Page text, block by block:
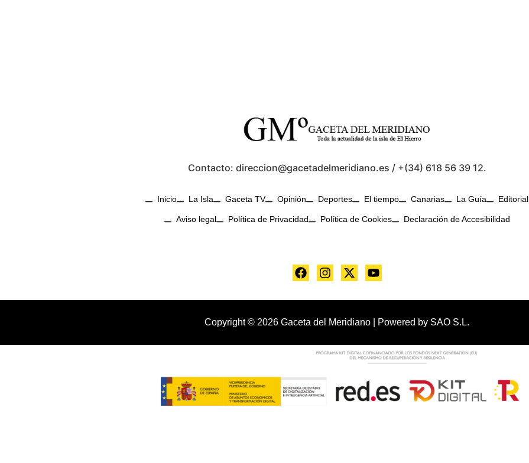
Contacto: direccion@gacetadelmeridiano.es / +(34) 618 56 39 12.
Inicio La Isla Gaceta TV Opinión Deportes El tiempo Canarias La Guía Editorial
Aviso legal Política de Privacidad Política de Cookies Declaración de Accesibilidad
Copyright © 2026 Gaceta del Meridiano | Powered by SAO S.L.